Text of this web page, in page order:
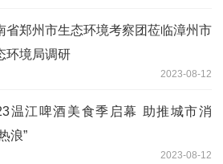
省郑州市生态环境考察团莅临漳州市
环境局调研
2023-08-12
温江啤酒美食季启幕 助推城市消
浪”
2023-08-12